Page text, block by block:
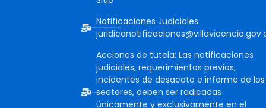
Notificaciones Judiciales:
Acciones de tutela: Las notificaciones
judiciales, requerimientos previos,
incidentes de desacato e informe de los
sectores, deben ser radicadas
únicamente y exclusivamente en el